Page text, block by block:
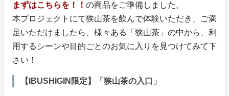
まずはこちらを！！ の商品をご準備しました。
本プロジェクトにて狭山茶を飲んで体験いただき、ご満
足いただけましたら、様々ある「狭山茶」の中から、利
用するシーンや目的ごとのお気に入りを見つけてみて下
さい！
【IBUSHIGIN限定】「狭山茶の入口」